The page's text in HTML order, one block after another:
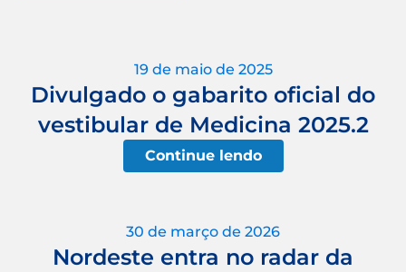
19 de maio de 2025
Divulgado o gabarito oficial do
vestibular de Medicina 2025.2
Continue lendo
30 de março de 2026
Nordeste entra no radar da